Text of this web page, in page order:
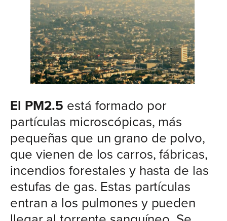
El PM2.5 está formado por
partículas microscópicas, más
pequeñas que un grano de polvo,
que vienen de los carros, fábricas,
incendios forestales y hasta de las
estufas de gas. Estas partículas
entran a los pulmones y pueden